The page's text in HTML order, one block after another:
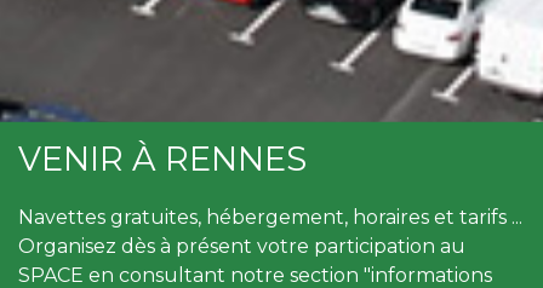
VENIR À RENNES
Navettes gratuites, hébergement, horaires et tarifs ...
Organisez dès à présent votre participation au
SPACE en consultant notre section "informations